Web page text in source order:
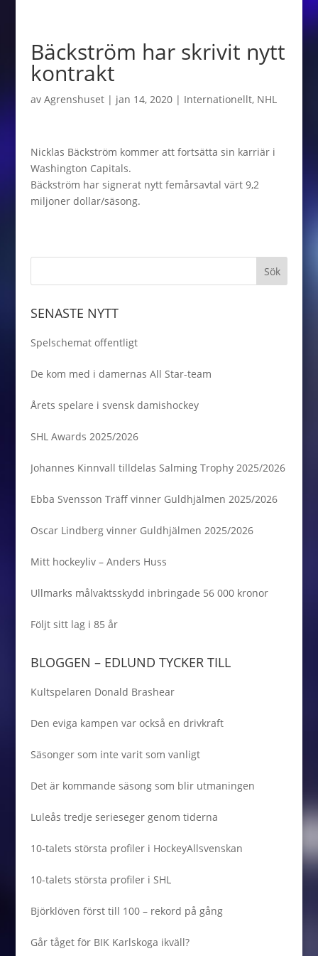
Bäckström har skrivit nytt
kontrakt
av Agrenshuset| jan 14, 2020| Internationellt, NHL
Nicklas Bäckström kommer att fortsätta sin karriär i
Washington Capitals.
Bäckström har signerat nytt femårsavtal värt 9,2
miljoner dollar/säsong.
SENASTE NYTT
Spelschemat offentligt
De kom med i damernas All Star-team
Årets spelare i svensk damishockey
SHL Awards 2025/2026
Johannes Kinnvall tilldelas Salming Trophy 2025/2026
Ebba Svensson Träff vinner Guldhjälmen 2025/2026
Oscar Lindberg vinner Guldhjälmen 2025/2026
Mitt hockeyliv – Anders Huss
Ullmarks målvaktsskydd inbringade 56 000 kronor
Följt sitt lag i 85 år
BLOGGEN – EDLUND TYCKER TILL
Kultspelaren Donald Brashear
Den eviga kampen var också en drivkraft
Säsonger som inte varit som vanligt
Det är kommande säsong som blir utmaningen
Luleås tredje serieseger genom tiderna
10-talets största profiler i HockeyAllsvenskan
10-talets största profiler i SHL
Björklöven först till 100 – rekord på gång
Går tåget för BIK Karlskoga ikväll?